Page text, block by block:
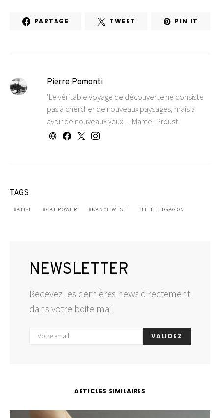
PARTAGE TWEET PIN IT
Pierre Pomonti
'Le véritable voyage de découverte ne consiste
pas à chercher de nouveaux paysages, mais à
avoir de nouveaux yeux.' - Marcel Proust
TAGS
ALT-J CAT POWER KANYE WEST LITTLE DRAGON
NEWSLETTER
Recevez les dernières news directement
dans votre boite mail
VALIDEZ
ARTICLES SIMILAIRES